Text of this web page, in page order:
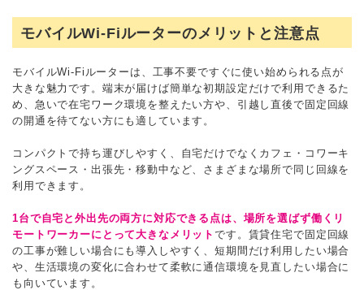
モバイルWi-Fiルーターのメリットと注意点
モバイルWi-Fiルーターは、工事不要ですぐに使い始められる点が
大きな魅力です。端末が届けば簡単な初期設定だけで利用できるた
め、急いで在宅ワーク環境を整えたい方や、引越し直後で固定回線
の開通を待てない方にも適しています。
コンパクトで持ち運びしやすく、自宅だけでなくカフェ・コワーキ
ングスペース・出張先・移動中など、さまざまな場所で同じ回線を
利用できます。
1台で自宅と外出先の両方に対応できる点は、場所を選ばず働くリ
モートワーカーにとって大きなメリットです。賃貸住宅で固定回線
の工事が難しい場合にも導入しやすく、短期間だけ利用したい場合
や、生活環境の変化に合わせて柔軟に通信環境を見直したい場合に
も向いています。